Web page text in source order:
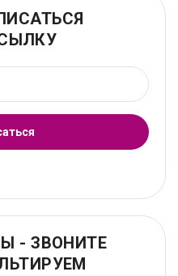
- ЗВОНИТЕ